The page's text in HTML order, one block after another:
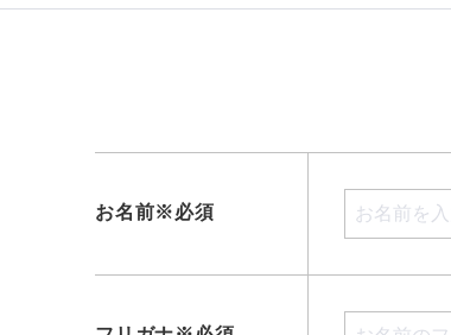
お名前※必須